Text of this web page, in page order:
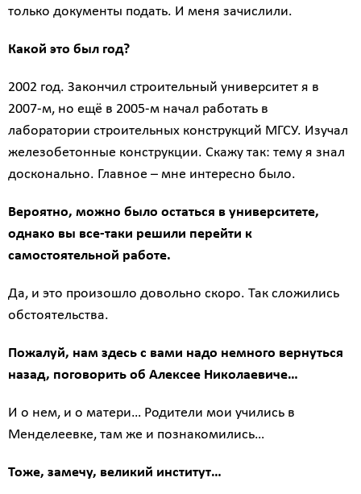
только документы подать. И меня зачислили.
Какой это был год?
2002 год. Закончил строительный университет я в
2007-м, но ещё в 2005-м начал работать в
лаборатории строительных конструкций МГСУ. Изучал
железобетонные конструкции. Скажу так: тему я знал
досконально. Главное – мне интересно было.
Вероятно, можно было остаться в университете,
однако вы все-таки решили перейти к
самостоятельной работе.
Да, и это произошло довольно скоро. Так сложились
обстоятельства.
Пожалуй, нам здесь с вами надо немного вернуться
назад, поговорить об Алексее Николаевиче…
И о нем, и о матери… Родители мои учились в
Менделеевке, там же и познакомились…
Тоже, замечу, великий институт…